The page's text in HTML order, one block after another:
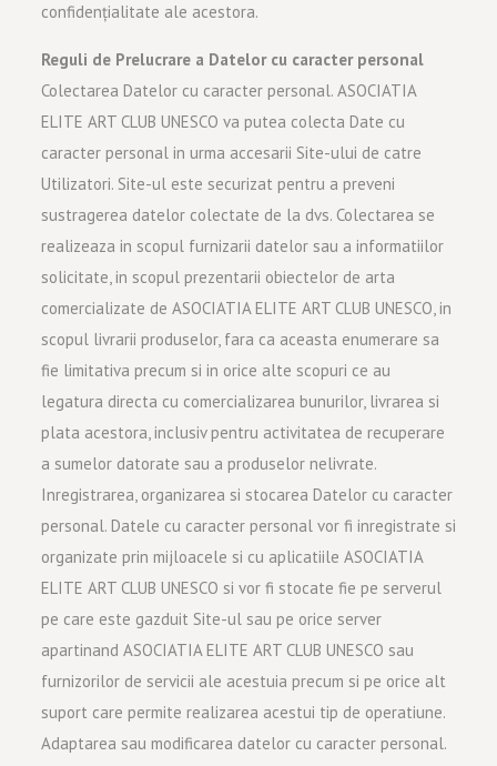
confidențialitate ale acestora.
Reguli de Prelucrare a Datelor cu caracter personal
Colectarea Datelor cu caracter personal. ASOCIATIA
ELITE ART CLUB UNESCO va putea colecta Date cu
caracter personal in urma accesarii Site-ului de catre
Utilizatori. Site-ul este securizat pentru a preveni
sustragerea datelor colectate de la dvs. Colectarea se
realizeaza in scopul furnizarii datelor sau a informatiilor
solicitate, in scopul prezentarii obiectelor de arta
comercializate de ASOCIATIA ELITE ART CLUB UNESCO, in
scopul livrarii produselor, fara ca aceasta enumerare sa
fie limitativa precum si in orice alte scopuri ce au
legatura directa cu comercializarea bunurilor, livrarea si
plata acestora, inclusiv pentru activitatea de recuperare
a sumelor datorate sau a produselor nelivrate.
Inregistrarea, organizarea si stocarea Datelor cu caracter
personal. Datele cu caracter personal vor fi inregistrate si
organizate prin mijloacele si cu aplicatiile ASOCIATIA
ELITE ART CLUB UNESCO si vor fi stocate fie pe serverul
pe care este gazduit Site-ul sau pe orice server
apartinand ASOCIATIA ELITE ART CLUB UNESCO sau
furnizorilor de servicii ale acestuia precum si pe orice alt
suport care permite realizarea acestui tip de operatiune.
Adaptarea sau modificarea datelor cu caracter personal.